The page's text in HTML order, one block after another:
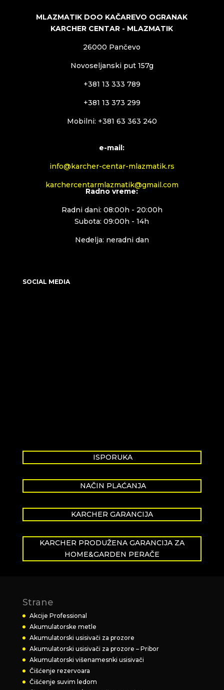
MLAZMATIK DOO KAČAREVO OGRANAK
KARCHER CENTAR - MLAZMATIK
26000 Pančevo
Novoseljanski put 157g
+381 13 333 789
+381 13 373 299
Mobilni: +381 63 363 240
e-mail:
info@karcher-centar-mlazmatik.rs
karchercentarmlazmatik@gmail.com
Radno vreme:
Radni dani: 08:00h - 20:00h
Subota: 09:00h - 14h
Nedelja: neradni dan
SOCIAL MEDIA
ISPORUKA
NAČIN PLAĆANJA
KARCHER GARANCIJA
KARCHER PRODUŽENA GARANCIJA ZA
HOME&GARDEN PERAČE
Strane
Akcije Professional
Akumulatorske metle
Akumulatorski usisivači za prozore
Akumulatorski usisivači za prozore – Pribor
Akumulatorski višenamesnki usisivači
Čišćenje rezervoara
Čišćenje suvim ledom